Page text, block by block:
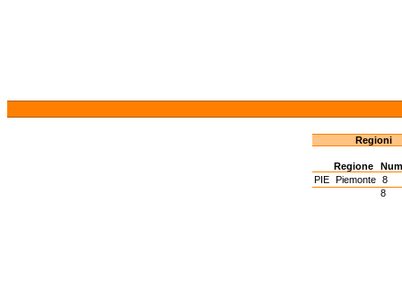
Regioni
Regione
PIE Piemonte 8
8